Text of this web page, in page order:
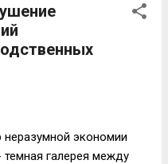
экономии
темная галерея между